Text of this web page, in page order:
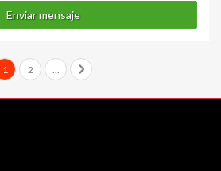
Enviar mensaje
1 2